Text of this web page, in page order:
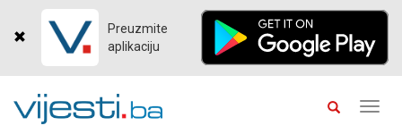
Preuzmite
aplikaciju